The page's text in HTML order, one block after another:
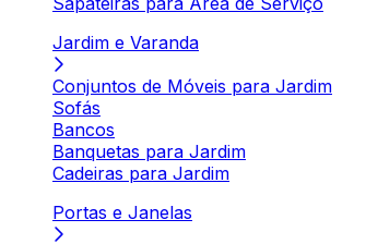
Jardim e Varanda
Conjuntos de Móveis para Jardim
Sofás
Bancos
Banquetas para Jardim
Cadeiras para Jardim
Portas e Janelas